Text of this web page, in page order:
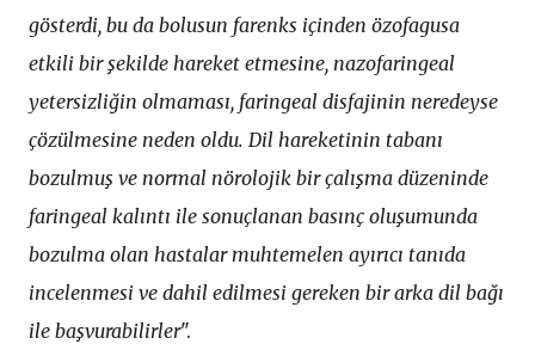
gösterdi, bu da bolusun farenks içinden özofagusa
etkili bir şekilde hareket etmesine, nazofaringeal
yetersizliğin olmaması, faringeal disfajinin neredeyse
çözülmesine neden oldu. Dil hareketinin tabanı
bozulmuş ve normal nörolojik bir çalışma düzeninde
faringeal kalıntı ile sonuçlanan basınç oluşumunda
bozulma olan hastalar muhtemelen ayırıcı tanıda
incelenmesi ve dahil edilmesi gereken bir arka dil bağı
ile başvurabilirler".